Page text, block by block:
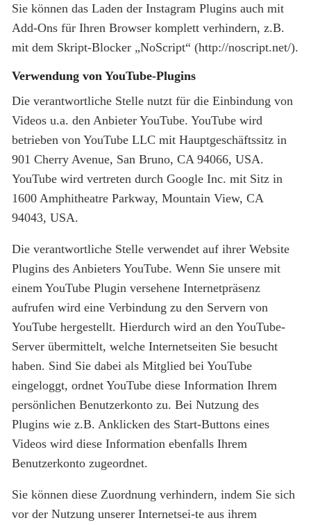
Sie können das Laden der Instagram Plugins auch mit
Add-Ons für Ihren Browser komplett verhindern, z.B.
mit dem Skript-Blocker „NoScript“ (http://noscript.net/).
Verwendung von YouTube-Plugins
Die verantwortliche Stelle nutzt für die Einbindung von
Videos u.a. den Anbieter YouTube. YouTube wird
betrieben von YouTube LLC mit Hauptgeschäftssitz in
901 Cherry Avenue, San Bruno, CA 94066, USA.
YouTube wird vertreten durch Google Inc. mit Sitz in
1600 Amphitheatre Parkway, Mountain View, CA
94043, USA.
Die verantwortliche Stelle verwendet auf ihrer Website
Plugins des Anbieters YouTube. Wenn Sie unsere mit
einem YouTube Plugin versehene Internetpräsenz
aufrufen wird eine Verbindung zu den Servern von
YouTube hergestellt. Hierdurch wird an den YouTube-
Server übermittelt, welche Internetseiten Sie besucht
haben. Sind Sie dabei als Mitglied bei YouTube
eingeloggt, ordnet YouTube diese Information Ihrem
persönlichen Benutzerkonto zu. Bei Nutzung des
Plugins wie z.B. Anklicken des Start-Buttons eines
Videos wird diese Information ebenfalls Ihrem
Benutzerkonto zugeordnet.
Sie können diese Zuordnung verhindern, indem Sie sich
vor der Nutzung unserer Internetsei-te aus ihrem